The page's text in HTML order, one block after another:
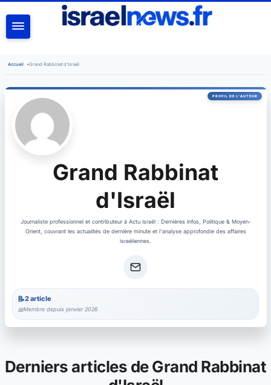
Accueil •Grand Rabbinat d'Israël
Grand Rabbinat
d'Israël
Journaliste professionnel et contributeur à Actu Israël : Dernières Infos, Politique & Moyen-
Orient, couvrant les actualités de dernière minute et l'analyse approfondie des affaires
israéliennes.
2 article
Membre depuis janvier 2026
Derniers articles de Grand Rabbinat